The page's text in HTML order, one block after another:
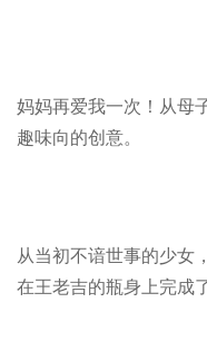
妈妈再爱我一次！从母
趣味向的创意。
从当初不谙世事的少女
在王老吉的瓶身上完成